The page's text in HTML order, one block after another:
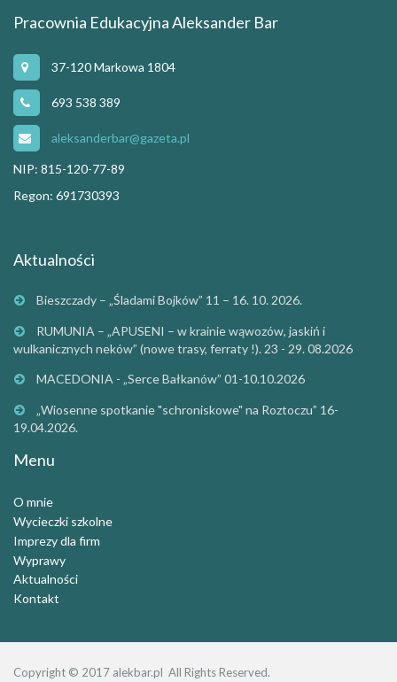
Pracownia Edukacyjna Aleksander Bar
37-120 Markowa 1804
693 538 389
aleksanderbar@gazeta.pl
NIP: 815-120-77-89
Regon: 691730393
Aktualności
Bieszczady – „Śladami Bojków” 11 – 16. 10. 2026.
RUMUNIA – „APUSENI – w krainie wąwozów, jaskiń i
wulkanicznych neków” (nowe trasy, ferraty !). 23 - 29. 08.2026
MACEDONIA - „Serce Bałkanów” 01-10.10.2026
„Wiosenne spotkanie "schroniskowe" na Roztoczu” 16-
19.04.2026.
Menu
O mnie
Wycieczki szkolne
Imprezy dla firm
Wyprawy
Aktualności
Kontakt
Copyright © 2017 alekbar.pl All Rights Reserved.